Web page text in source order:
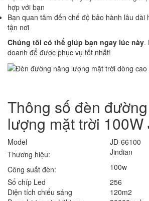
hợp với bạn
Bạn quan tâm đến chế độ bảo hành lâu dài
tận nơi
Chúng tôi có thể giúp bạn ngay lúc này.
doanh để được phục vụ tốt nhất!
Thông số đèn
lượng mặt trời
Model
JD-66100
Thương hiệu:
Jindian
Công suất đèn:
100w
Số chíp Led
256
Diện tích chiếu sáng
120m2